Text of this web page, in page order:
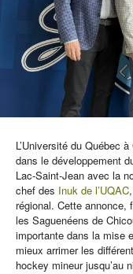
L’Université du Québec
dans le développement
Lac‑Saint‑Jean avec la
chef des Inuk de l’UQAC
régional. Cette annonce,
les Saguenéens de
importante dans la mise
mieux arrimer les
hockey mineur jusqu’au